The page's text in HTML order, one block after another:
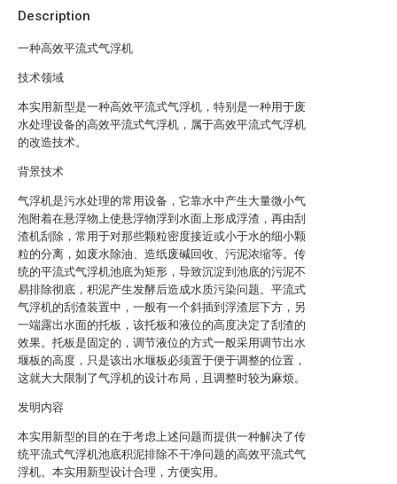
Description
一种高效平流式气浮机
技术领域
本实用新型是一种高效平流式气浮机，特别是一种用于废
水处理设备的高效平流式气浮机，属于高效平流式气浮机
的改造技术。
背景技术
气浮机是污水处理的常用设备，它靠水中产生大量微小气
泡附着在悬浮物上使悬浮物浮到水面上形成浮渣，再由刮
渣机刮除，常用于对那些颗粒密度接近或小于水的细小颗
粒的分离，如废水除油、造纸废碱回收、污泥浓缩等。传
统的平流式气浮机池底为矩形，导致沉淀到池底的污泥不
易排除彻底，积泥产生发酵后造成水质污染问题。平流式
气浮机的刮渣装置中，一般有一个斜插到浮渣层下方，另
一端露出水面的托板，该托板和液位的高度决定了刮渣的
效果。托板是固定的，调节液位的方式一般采用调节出水
堰板的高度，只是该出水堰板必须置于便于调整的位置，
这就大大限制了气浮机的设计布局，且调整时较为麻烦。
发明内容
本实用新型的目的在于考虑上述问题而提供一种解决了传
统平流式气浮机池底积泥排除不干净问题的高效平流式气
浮机。本实用新型设计合理，方便实用。